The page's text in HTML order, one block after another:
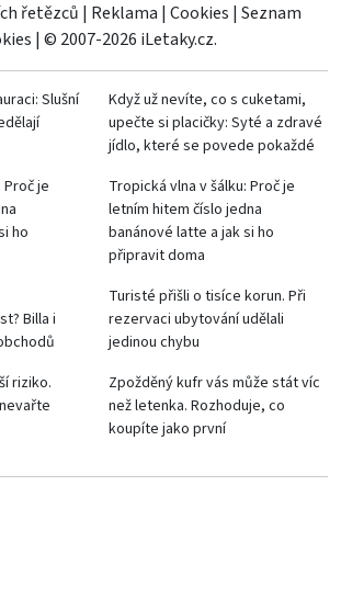
řetězců | Reklama | Cookies | Seznam
| © 2007-2026 iLetaky.cz.
Slušní
Když už nevíte, co s cuketami,
upečte si placičky: Syté a zdravé
jídlo, které se povede pokaždé
je
ho
Tropická vlna v šálku: Proč je
letním hitem číslo jedna
banánové latte a jak si ho
připravit doma
Billa i
Turisté přišli o tisíce korun. Při
rezervaci ubytování udělali
jedinou chybu
riziko.
Zpožděný kufr vás může stát víc
než letenka. Rozhoduje, co
koupíte jako první